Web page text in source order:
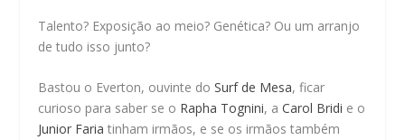
Talento? Exposição ao meio? Genética? Ou um arranjo
de tudo isso junto?
Bastou o Everton, ouvinte doSurf de Mesa, ficar
curioso para saber se o Rapha Tognini, aCarol Bridi e o
Junior Faria tinham irmãos, e se os irmãos também